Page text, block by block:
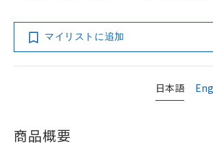
マイリストに追加
日本語
商品概要